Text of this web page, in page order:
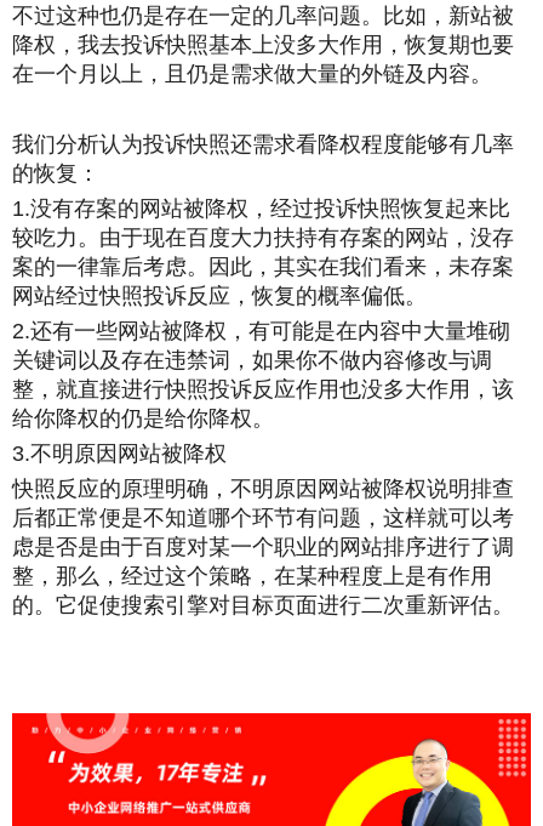
不过这种也仍是存在一定的几率问题。比如，新站被
降权，我去投诉快照基本上没多大作用，恢复期也要
在一个月以上，且仍是需求做大量的外链及内容。
我们分析认为投诉快照还需求看降权程度能够有几率
的恢复：
1.没有存案的网站被降权，经过投诉快照恢复起来比
较吃力。由于现在百度大力扶持有存案的网站，没存
案的一律靠后考虑。因此，其实在我们看来，未存案
网站经过快照投诉反应，恢复的概率偏低。
2.还有一些网站被降权 ，有可能是在内容中大量堆砌
关键词以及存在违禁词，如果你不做内容修改与调
整，就直接进行快照投诉反应作用也没多大作用，该
给你降权的仍是给你降权。
3.不明原因网站被 降权
快照反应的原理明确，不明原因网站被降权说明排查
后都正常便是不知道哪个环节有问题，这样就可以考
虑是否是由于百度对某一个职业的网站排序进行了调
整，那么，经过这个策略，在某种程度上是有作用
的。 它促使搜索引擎对目标页面进行二次重新评估。